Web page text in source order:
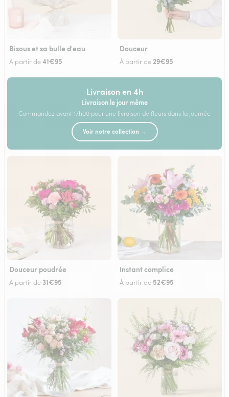
Bisous et sa bulle d'eau
À partir de41€95
Douceur
À partir de 29€95
Livraison en 4h
Livraison le jour même
Commandez avant 17h00 pour une livraison de fleurs dans la journée
Voir notre collection →
Douceur poudrée
À partir de 31€95
Instant complice
À partir de 52€95